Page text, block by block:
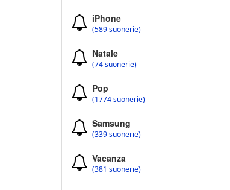
iPhone
(589 suonerie)
Natale
(74 suonerie)
Pop
(1774 suonerie)
Samsung
(339 suonerie)
Vacanza
(381 suonerie)